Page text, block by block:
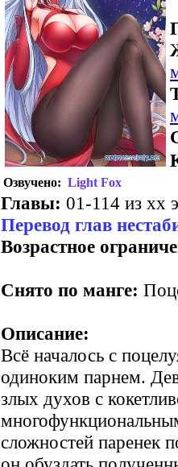
Озвучено: Light Fox
Главы: 01-114 из хх
Перевод глав
Возрастное
Снято по манге:
Описание:
Всё началось с
одиноким парнем.
злых духов с
сложностей паренек